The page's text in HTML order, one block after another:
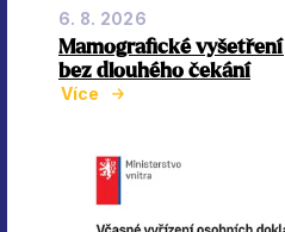
6. 8. 2026
Mamografické
bez dlouhého čekání
Více